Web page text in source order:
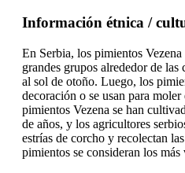
Información étnica /
En Serbia, los pimientos
grandes grupos alrededor de las
al sol de otoño. Luego, los
decoración o se usan para
pimientos Vezena se han
de años, y los agricultores
estrías de corcho y recolectan
pimientos se consideran los